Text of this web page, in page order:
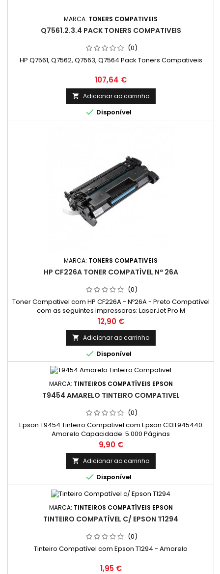
MARCA: TONERS COMPATIVEIS
Q7561.2.3.4 PACK TONERS COMPATIVEIS
(0)
HP Q7561, Q7562, Q7563, Q7564 Pack Toners Compativeis
Preço
107,64 €
 Adicionar ao carrinho
 Disponível
MARCA: TONERS COMPATIVEIS
HP CF226A TONER COMPATÍVEL Nº 26A
(0)
Toner Compativel com HP CF226A - Nº26A - Preto Compatível
com as seguintes impressoras: LaserJet Pro M
402dn, LaserJet Pro M 402n, LaserJet Pro M 402d, LaserJet Pro
M 426dw, LaserJet Pro M 426fdn, LaserJet Pro M 426fdw
Preço
12,90 €
 Adicionar ao carrinho
 Disponível
MARCA: TINTEIROS COMPATÍVEIS EPSON
T9454 AMARELO TINTEIRO COMPATIVEL
(0)
Epson T9454 Tinteiro Compativel com Epson C13T945440
Amarelo Capacidade: 5.000 Páginas
Preço
9,90 €
 Adicionar ao carrinho
 Disponível
MARCA: TINTEIROS COMPATÍVEIS EPSON
TINTEIRO COMPATÍVEL C/ EPSON T1294
(0)
Tinteiro Compatível com Epson T1294 - Amarelo
Preço
1,95 €